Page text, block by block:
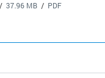
37.96 MB PDF